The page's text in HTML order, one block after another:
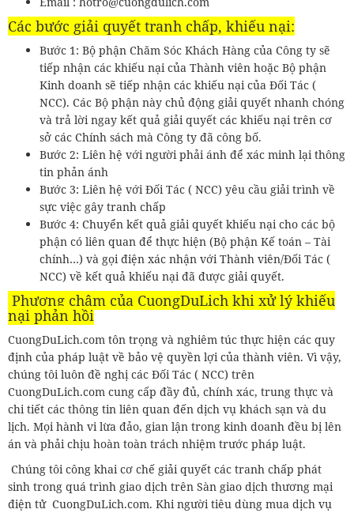
Các bước giải quyết tranh chấp, khiếu nại:
Bước 1: Bộ phận Chăm Sóc Khách Hàng của Công ty sẽ
tiếp nhận các khiếu nại của Thành viên hoặc Bộ phận
Kinh doanh sẽ tiếp nhận các khiếu nại của Đối Tác (
NCC). Các Bộ phận này chủ động giải quyết nhanh chóng
và trả lời ngay kết quả giải quyết các khiếu nại trên cơ
sở các Chính sách mà Công ty đã công bố.
Bước 2: Liên hệ với người phải ánh để xác minh lại thông
tin phản ánh
Bước 3: Liên hệ với Đối Tác ( NCC) yêu cầu giải trình về
sực việc gây tranh chấp
Bước 4: Chuyển kết quả giải quyết khiếu nại cho các bộ
phận có liên quan để thực hiện (Bộ phận Kế toán – Tài
chính…) và gọi điện xác nhận với Thành viên/Đối Tác (
NCC) về kết quả khiếu nại đã được giải quyết.
Phương châm của CuongDuLich khi xử lý khiếu
nại phản hồi
CuongDuLich.com tôn trọng và nghiêm túc thực hiện các quy
định của pháp luật về bảo vệ quyền lợi của thành viên. Vì vậy,
chúng tôi luôn đề nghị các Đối Tác ( NCC) trên
CuongDuLich.com cung cấp đầy đủ, chính xác, trung thực và
chi tiết các thông tin liên quan đến dịch vụ khách sạn và du
lịch. Mọi hành vi lừa đảo, gian lận trong kinh doanh đều bị lên
án và phải chịu hoàn toàn trách nhiệm trước pháp luật.
Chúng tôi công khai cơ chế giải quyết các tranh chấp phát
sinh trong quá trình giao dịch trên Sàn giao dịch thương mại
điện tử CuongDuLich.com. Khi người tiêu dùng mua dịch vụ